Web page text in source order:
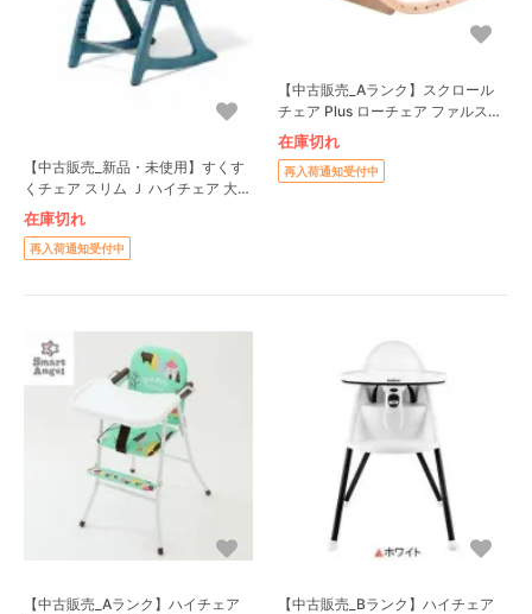
【中古販売_新品・未使用】すくす
くチェア スリム Ｊ ハイチェア 大和
屋(Yamatoya)
在庫切れ
再入荷通知受付中
【中古販売_Aランク】スクロール
チェア Plus ローチェア ファルスカ
(farska)
在庫切れ
再入荷通知受付中
【中古販売_Aランク】ハイチェア
【中古販売_Bランク】ハイチェア